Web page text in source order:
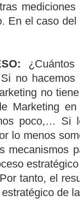
En el caso
no
no
Marketing
poco,… Si
lo menos
mecanismos
tanto, el
de